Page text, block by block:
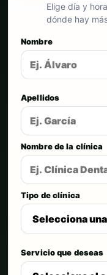
Elige día y
dónde hay
Nombre
Apellidos
Nombre de la clínica
Tipo de clínica
Servicio que deseas